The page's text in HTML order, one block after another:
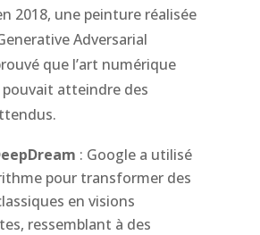
2018, une peinture réalisée
Adversarial
que l’art numérique
pouvait atteindre des
: Google a utilisé
pour transformer des
en visions
ressemblant à des